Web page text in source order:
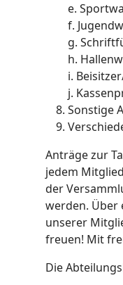
e.
f.
g.
h.
i.
j.
Sonstige
Anträge zur
jedem
der
werden. Über
unserer
freuen! Mit
Die